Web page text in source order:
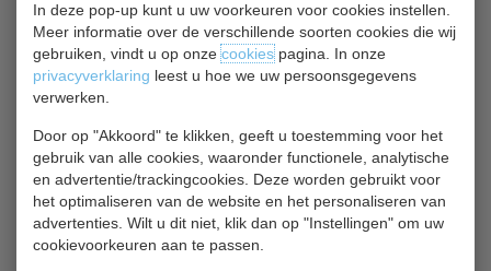
In deze pop-up kunt u uw voorkeuren voor cookies instellen.
Meer informatie over de verschillende soorten cookies die wij
gebruiken, vindt u op onzecookiespagina. In onze
privacyverklaring leest u hoe we uw persoonsgegevens
verwerken.
Door op "Akkoord" te klikken, geeft u toestemming voor het
gebruik van alle cookies, waaronder functionele, analytische
en advertentie/trackingcookies. Deze worden gebruikt voor
het optimaliseren van de website en het personaliseren van
advertenties. Wilt u dit niet, klik dan op "Instellingen" om uw
cookievoorkeuren aan te passen.
Soms worden ze gebruikt om gerechten warm te houden.
Gerelateerde producten
Servetten GG996
Lunchservetten wit
€ 51,00 € 48,00
Disposables bekijken